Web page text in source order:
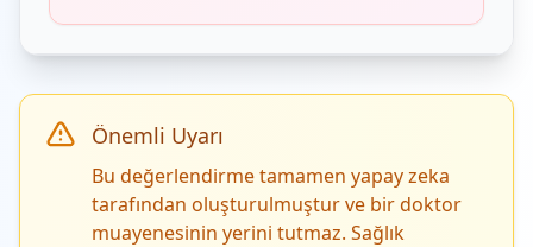
Önemli Uyarı
Bu değerlendirme tamamen yapay zeka
tarafından oluşturulmuştur ve bir doktor
muayenesinin yerini tutmaz. Sağlık